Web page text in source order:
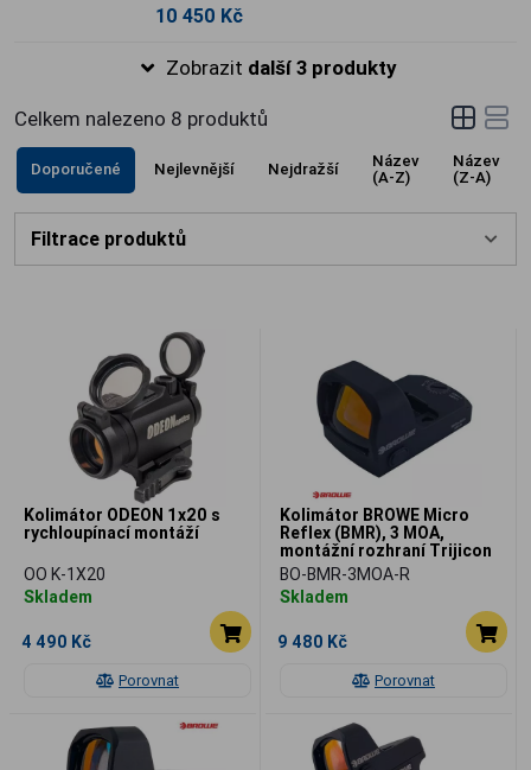
velkým zorným polem a červeným
10 450 Kč
Zobrazit další 3 produkty
Celkem nalezeno 8 produktů
Doporučené Nejlevnější Nejdražší
Název
(A-Z)
Název
(Z-A)
Filtrace produktů
Porovnat
Kolimátor ODEON 1x20 s
rychloupínací montáží
OO K-1X20
Skladem
4 490 Kč
Porovnat
Kolimátor BROWE Micro
Reflex (BMR), 3 MOA,
montážní rozhraní Trijicon
RMR
BO-BMR-3MOA-R
Skladem
9 480 Kč